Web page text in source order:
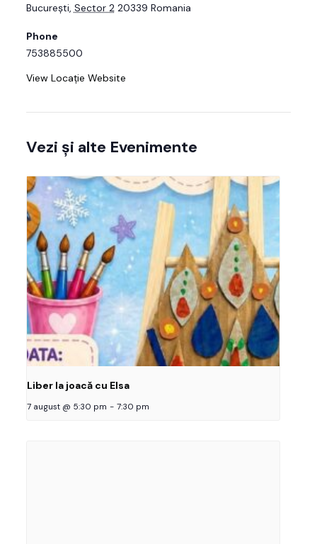
București, Sector 2 20339 Romania
Phone
753885500
View Locație Website
Vezi și alte Evenimente
Liber la joacă cu Elsa
7 august @ 5:30 pm - 7:30 pm